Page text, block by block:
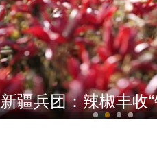
《给爸爸的一
新疆兵团：辣椒丰收